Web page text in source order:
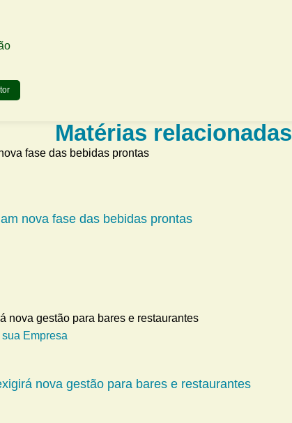
Matérias relacionadas
nova fase das bebidas prontas
sua Empresa
nova gestão para bares e restaurantes